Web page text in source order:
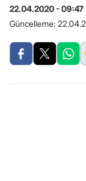
22.04.2020 - 09:47
Güncelleme: